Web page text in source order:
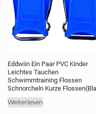
Eddwiin Ein Paar PVC Kinder
Leichtes Tauchen
Schwimmtraining Flossen
Schnorcheln Kurze
Weiterlesen